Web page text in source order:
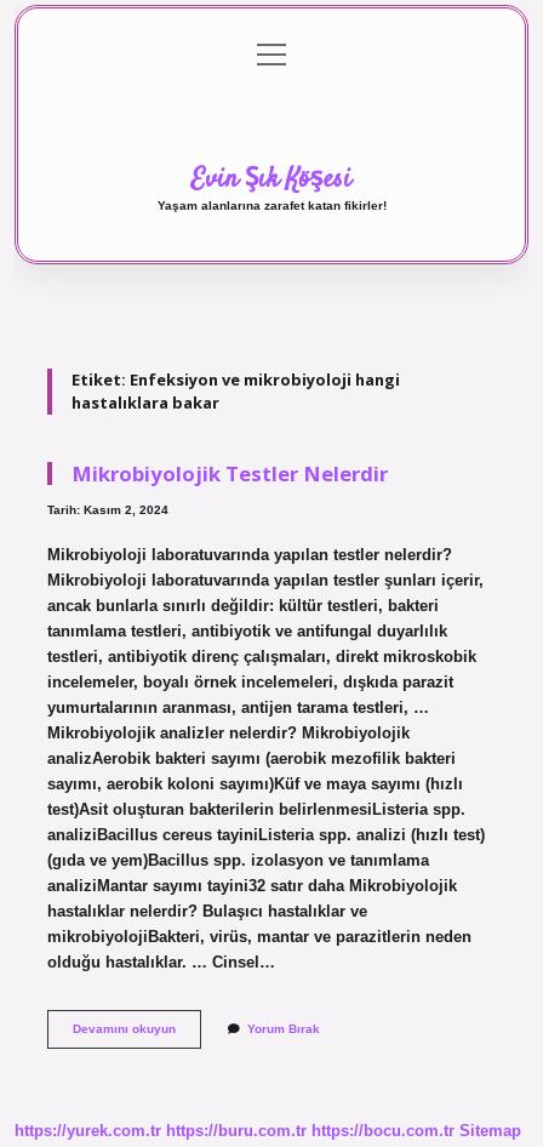
Gizlilik Politikası
menüyü
aç
Evin Şık Köşesi
Yaşam alanlarına zarafet katan fikirler!
Etiket: Enfeksiyon ve mikrobiyoloji hangi
hastalıklara bakar
Mikrobiyolojik Testler Nelerdir
Tarih: Kasım 2, 2024
Mikrobiyoloji laboratuvarında yapılan testler nelerdir?
Mikrobiyoloji laboratuvarında yapılan testler şunları içerir,
ancak bunlarla sınırlı değildir: kültür testleri, bakteri
tanımlama testleri, antibiyotik ve antifungal duyarlılık
testleri, antibiyotik direnç çalışmaları, direkt mikroskobik
incelemeler, boyalı örnek incelemeleri, dışkıda parazit
yumurtalarının aranması, antijen tarama testleri, …
Mikrobiyolojik analizler nelerdir? Mikrobiyolojik
analizAerobik bakteri sayımı (aerobik mezofilik bakteri
sayımı, aerobik koloni sayımı)Küf ve maya sayımı (hızlı
test)Asit oluşturan bakterilerin belirlenmesiListeria spp.
analiziBacillus cereus tayiniListeria spp. analizi (hızlı test)
(gıda ve yem)Bacillus spp. izolasyon ve tanımlama
analiziMantar sayımı tayini32 satır daha Mikrobiyolojik
hastalıklar nelerdir? Bulaşıcı hastalıklar ve
mikrobiyolojiBakteri, virüs, mantar ve parazitlerin neden
olduğu hastalıklar. … Cinsel…
Devamını okuyunMikrobiyolojikYorum Bırak
https://yurek.com.tr https://buru.com.tr https://bocu.com.tr Sitemap